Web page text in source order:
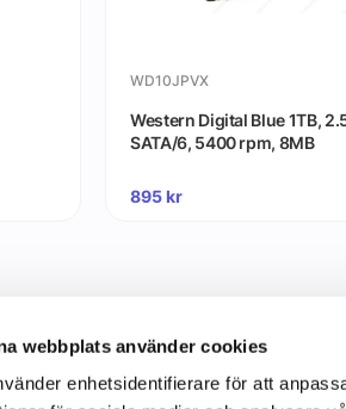
webbplats använder cookies
enhetsidentifierare för att
WD10JPVX
Western Digital Blue 1TB,
SATA/6, 5400 rpm, 8MB
895kr
C&C